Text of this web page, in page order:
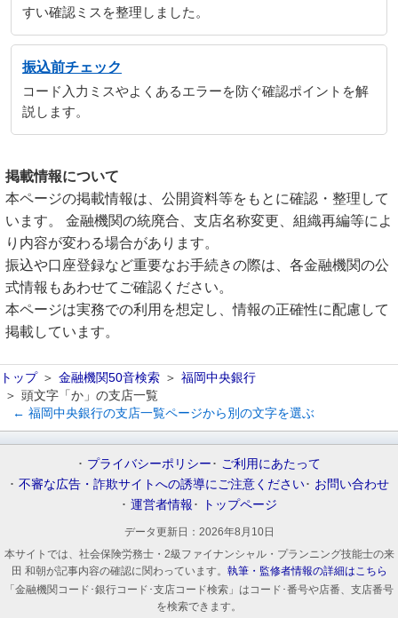
すい確認ミスを整理しました。
振込前チェック
コード入力ミスやよくあるエラーを防ぐ確認ポイントを解
説します。
掲載情報について
本ページの掲載情報は、公開資料等をもとに確認・整理して
います。 金融機関の統廃合、支店名称変更、組織再編等によ
り内容が変わる場合があります。
振込や口座登録など重要なお手続きの際は、各金融機関の公
式情報もあわせてご確認ください。
本ページは実務での利用を想定し、情報の正確性に配慮して
掲載しています。
トップ 金融機関50音検索
福岡中央銀行
頭文字「か」の支店一覧
← 福岡中央銀行の支店一覧ページから別の文字を選ぶ
プライバシーポリシー
ご利用にあたって
不審な広告・詐欺サイトへの誘導にご注意ください
お問い合わせ
運営者情報
トップページ
データ更新日： 2026年8月10日
本サイトでは、社会保険労務士・2級ファイナンシャル・プランニング技能士の来
田 和朝が記事内容の確認に関わっています。 執筆・監修者情報の詳細はこちら
「金融機関コード･銀行コード･支店コード検索」はコード･番号や店番、支店番号
を検索できます。